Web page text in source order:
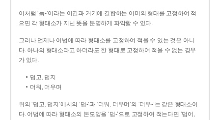
이처럼 ‘늙-­’이라는 어간과 거기에 결합하는 어미의 형태를 고정하여 적
으면 각 형태소가 지닌 뜻을 분명하게 파악할 수 있다.
그러나 언제나 어법에 따라 형태소를 고정하여 적을 수 있는 것은 아니
다. 하나의 형태소라고 하더라도 한 형태로 고정하여 적을 수 없는 경우
가 있다.
덥고, 덥지
더워, 더우며
위의 ‘덥고, 덥지’에서의 ‘덥-­’과 ‘더워, 더우며’의 ‘더우-­’는 같은 형태소이
다. 어법에 따라 형태소의 본모양을 ‘덥-­’으로 고정하여 적는다면 ‘덥어,